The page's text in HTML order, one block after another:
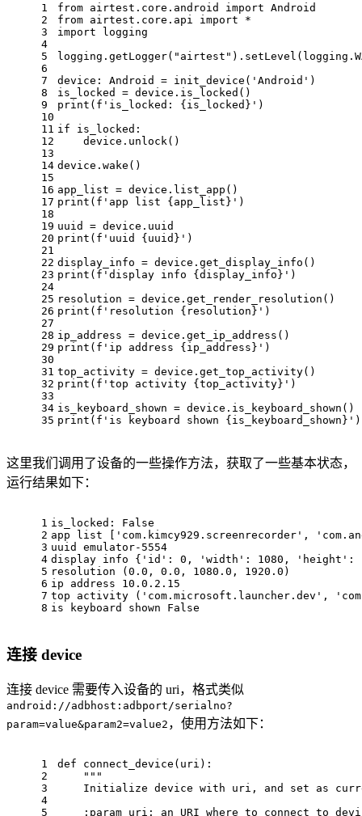
1
2
3
4
5
6
7
8
9
10
11
12
13
14
15
16
17
18
19
20
21
22
23
24
25
26
27
28
29
30
31
32
33
34
35
from airtest.core.android import Android
from airtest.core.api import *
import logging
logging.getLogger( "airtest"
device: Android = init_device( 'Android' )
is_locked = device.is_locked()
print (f 'is_locked: {is_locked}' )
if is_locked:
    device.unlock()
device.wake()
app_list = device.list_app()
print (f 'app list {app_list}' )
uuid = device.uuid
print (f 'uuid {uuid}' )
display_info = device.get_display_info()
print (f 'display info {display_info}' )
resolution = device.get_render_resolution()
print (f 'resolution {resolution}' )
ip_address = device.get_ip_address()
print (f 'ip address {ip_address}' )
top_activity = device.get_top_activity()
print (f 'top activity {top_activity}' )
is_keyboard_shown = device.is_keyboard_shown()
print (f 'is keyboard shown {is_keyboard_shown}' )
这里我们调用了设备的一些操作方法，获取了一些基本状态，
运行结果如下：
1
2
3
4
5
6
7
8
is_locked: False
app
list 'com .kimcy929.screenrecorder', 'com
uuid emulator- 5554
display info { 'id' : 0 , 'width' : 1080 , 'height' :
resolution ( 0.0 , 0.0 , 1080.0 , 1920.0 )
ip address 10.0 . 2.15
top activity ( 'com .microsoft.launcher.dev', 'com
is keyboard shown False
连接 device
连接 device 需要传入设备的 uri，格式类似
android://adbhost:adbport/serialno?
param=value&param2=value2 ，使用方法如下：
1
2
3
4
5
def connect_device(uri):
    """
    Initialize device
with uri, and set as
    :param uri: an URI
where to connect to